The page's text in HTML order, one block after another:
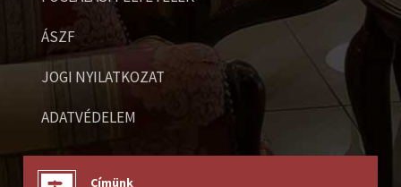
ÁSZF
JOGI NYILATKOZAT
ADATVÉDELEM
Címünk